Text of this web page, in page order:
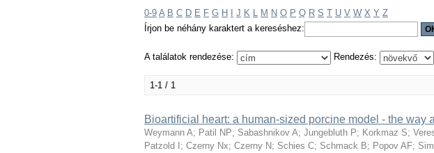
0-9 A B C D E F G H J K L M N O P Q R S T U V W X Y Z
Írjon be néhány karaktert a kereséshez:
A találatok rendezése: Rendezés:
1-1 / 1
Bioartificial heart: a human-sized porcine model - the way
Weymann A; Patil NP; Sabashnikov A; Jungebluth P; Korkmaz S;
Patzold I ; Czerny Nx; Czerny N; Schies C; Schmack B; Popov AF;